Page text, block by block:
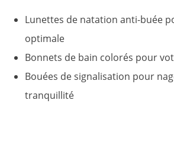
Lunettes de natation anti-buée
optimale
Bonnets de bain colorés pour
Bouées de signalisation pour
tranquillité